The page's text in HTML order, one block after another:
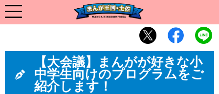
【大会議】まんがが好きな小
中学生向けのプログラムをご
紹介します！